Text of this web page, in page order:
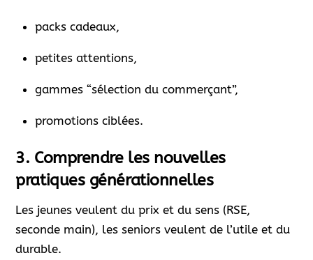
packs cadeaux,
petites attentions,
gammes “sélection du commerçant”,
promotions ciblées.
3. Comprendre les nouvelles
pratiques générationnelles
Les jeunes veulent du prix et du sens (RSE,
seconde main), les seniors veulent de l’utile et du
durable.